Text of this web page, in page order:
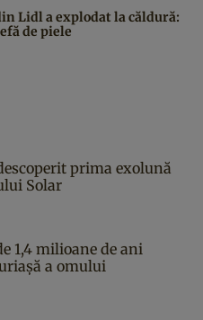
Lidl a explodat la căldură:
de piele
prima exolună
Solar
1,4 milioane de ani
a omului